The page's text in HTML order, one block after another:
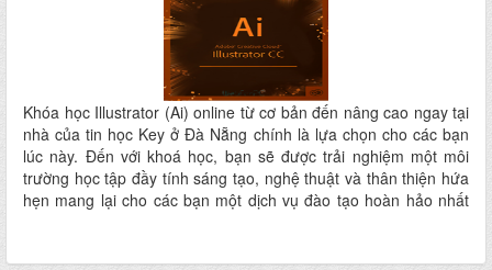
Khóa học Illustrator (Ai) online từ cơ bản đến nâng cao ngay tại
nhà của tin học Key ở Đà Nẵng chính là lựa chọn cho các bạn
lúc này. Đến với khoá học, bạn sẽ được trải nghiệm một môi
trường học tập đầy tính sáng tạo, nghệ thuật và thân thiện hứa
hẹn mang lại cho các bạn một dịch vụ đào tạo hoàn hảo nhất